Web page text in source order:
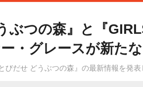
ぶつの森』と『
・グレースが新た
だせ どうぶつの森』の最新情報を発表